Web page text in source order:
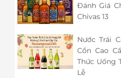
Đánh Giá
Chivas 13
Nước Trái
Cồn Cao
Thức Uống
Lễ